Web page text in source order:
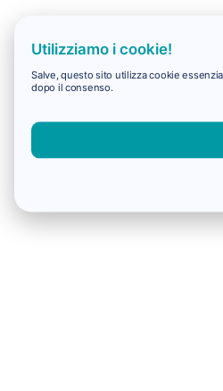
Utilizziamo i cookie!
Salve, questo sito utilizza cookie
dopo il consenso.